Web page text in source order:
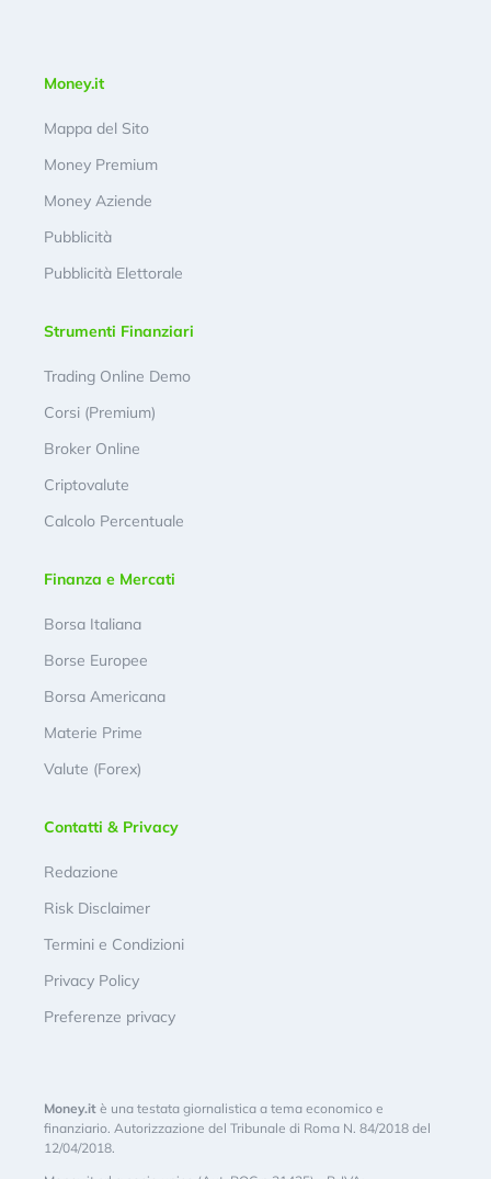
Money.it
Mappa del Sito
Money Premium
Money Aziende
Pubblicità
Pubblicità Elettorale
Strumenti Finanziari
Trading Online Demo
Corsi (Premium)
Broker Online
Criptovalute
Calcolo Percentuale
Finanza e Mercati
Borsa Italiana
Borse Europee
Borsa Americana
Materie Prime
Valute (Forex)
Contatti & Privacy
Redazione
Risk Disclaimer
Termini e Condizioni
Privacy Policy
Preferenze privacy
Money.it è una testata giornalistica a tema economico e
finanziario. Autorizzazione del Tribunale di Roma N. 84/2018 del
12/04/2018.